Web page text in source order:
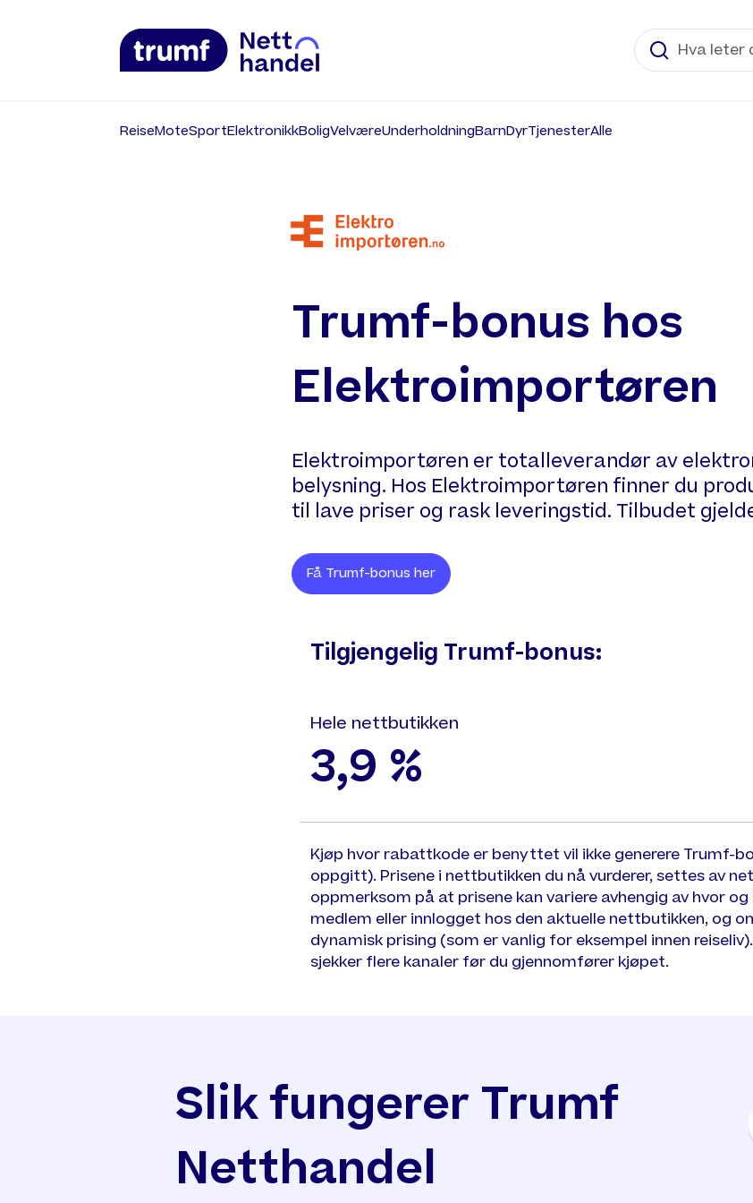
ReiseMoteSportElektronikkBoligVelværeUnderholdningBarnDyrTjenesterAlle
Trumf-bonus hos
Elektroimportøren
Elektroimportøren er totalleverandør av
belysning. Hos Elektroimportøren finner du
til lave priser og rask leveringstid. Tilbudet
Få Trumf-bonus her
Tilgjengelig Trumf-bonus:
Hele nettbutikken
3,9 %
Kjøp hvor rabattkode er benyttet vil ikke generere Trumf-
oppgitt). Prisene i nettbutikken du nå vurderer, settes av
oppmerksom på at prisene kan variere avhengig av hvor
medlem eller innlogget hos den aktuelle nettbutikken, og
dynamisk prising (som er vanlig for eksempel innen
sjekker flere kanaler før du gjennomfører kjøpet.
Slik fungerer Trumf
Netthandel